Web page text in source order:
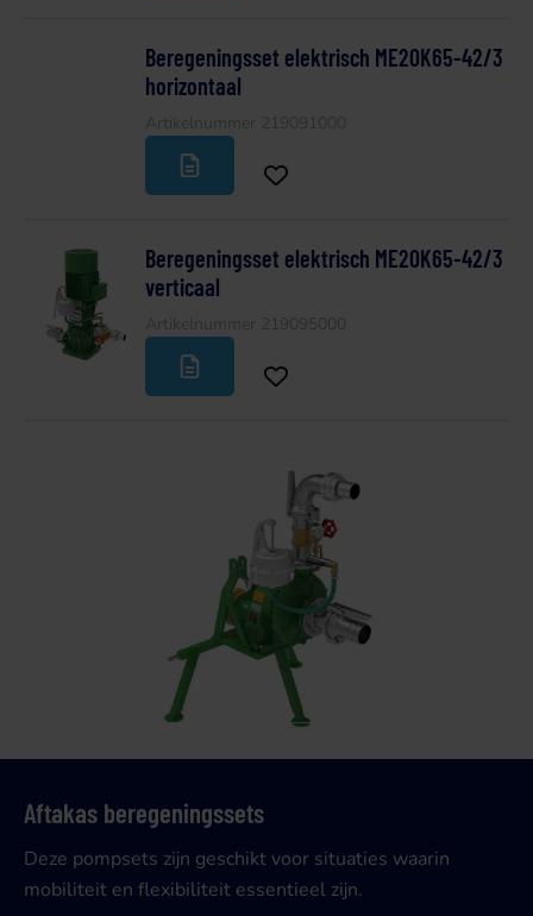
Beregeningsset elektrisch ME20K65-42/3
horizontaal
Beregeningsset elektrisch ME20K65-42/3
verticaal
Aftakas beregeningssets
Deze pompsets zijn geschikt voor situaties waarin
mobiliteit en flexibiliteit essentieel zijn.